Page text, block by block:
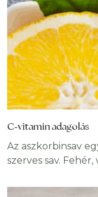
C-vitamin adagolás
Az aszkorbinsav
szerves sav.
enantiomere, más